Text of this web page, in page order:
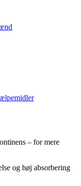
– for mere
og høj absorbering